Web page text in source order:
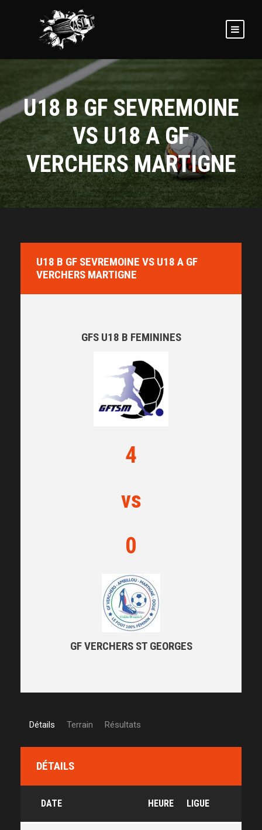
U18 B GF SEVREMOINE
VS U18 A GF
VERCHERS MARTIGNE
U18 B GF SEVREMOINE VS U18 A GF
VERCHERS MARTIGNE
GFS U18 B FEMININES
4
vs
0
GF VERCHERS ST GEORGES
Détails Terrain Résultats
DÉTAILS
DATE HEURE LIGUE